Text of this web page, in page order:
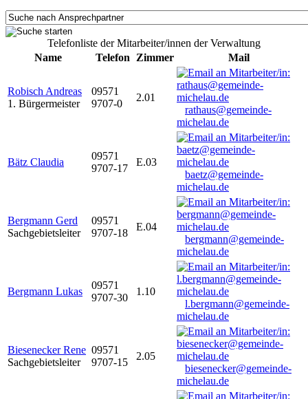
Telefonliste der Mitarbeiter/innen der Verwaltung
Name
Telefon Zimmer Mail
Robisch Andreas
1. Bürgermeister
09571
9707-0
2.01
rathaus@gemeinde-
michelau.de
Bätz Claudia
09571
9707-17
E.03
baetz@gemeinde-
michelau.de
Bergmann Gerd
Sachgebietsleiter
09571
9707-18
E.04
bergmann@gemeinde-
michelau.de
Bergmann Lukas
09571
9707-30
1.10
l.bergmann@gemeinde-
michelau.de
Biesenecker Rene
Sachgebietsleiter
09571
9707-15
2.05
biesenecker@gemeinde-
michelau.de